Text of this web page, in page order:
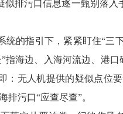
似排污口信息逐一甄别落入
统的指引下，紧紧盯住“三
指海边、入海河流边、港
：无人机提供的疑似点位
排污口“应查尽查”。